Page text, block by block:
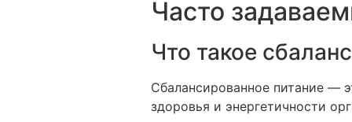
Часто
Что такое
Сбалансированное питание —
здоровья и энергетичности